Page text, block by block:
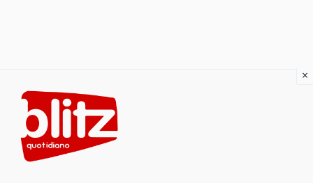
content
×